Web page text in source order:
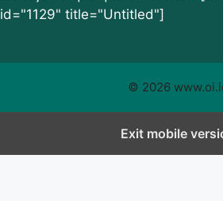
id="1129" title="Untitled"]
© 2026
Exit mobile